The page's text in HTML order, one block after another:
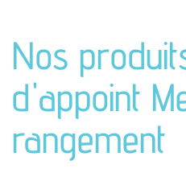
séjours
meubles de complément
chambres et dressing
Nos
d'appoint
rangement